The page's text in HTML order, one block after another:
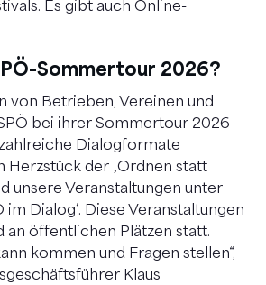
Es gibt auch Online-
Sommertour 2026?
von Betrieben, Vereinen und
bei ihrer Sommertour 2026
Dialogformate
Herzstück der ‚Ordnen statt
unsere Veranstaltungen unter
im Dialog‘. Diese Veranstaltungen
an öffentlichen Plätzen statt.
kommen und Fragen stellen“,
Klaus